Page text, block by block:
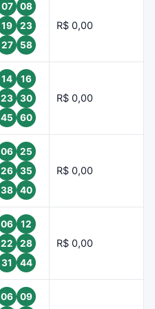
07
08
19
23
27
58
R$ 0,00
14
16
23
30
45
60
R$ 0,00
06
25
26
35
38
40
R$ 0,00
06
12
22
28
31
44
R$ 0,00
06
09